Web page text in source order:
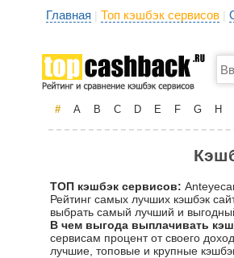
Главная | Топ кэшбэк сервисов |
# A B C D E F G H
ТОП кэшбэк сервисов:
Рейтинг самых лучших кэшбэк
выбрать самый лучший и
В чем выгода выплачивать
сервисам процент от своего
лучшие, топовые и крупные